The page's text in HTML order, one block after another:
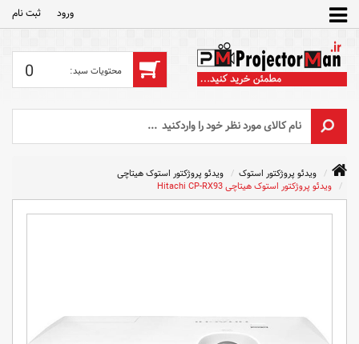
ورود ثبت‌ نام
0
ویدئو پروژکتور استوک
ویدئو پروژکتور استوک هیتاچی
ویدئو پروژکتور استوک هیتاچی Hitachi CP-RX93